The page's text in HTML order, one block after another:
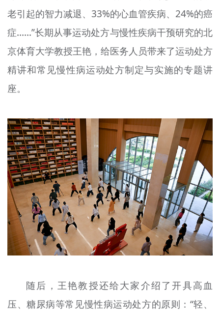
老引起的智力减退、33%的心血管疾病、24%的癌
症……”长期从事运动处方与慢性疾病干预研究的北
京体育大学教授王艳，给医务人员带来了运动处方
精讲和常见慢性病运动处方制定与实施的专题讲
座。
随后，王艳教授还给大家介绍了开具高血
压、糖尿病等常见慢性病运动处方的原则：“轻、